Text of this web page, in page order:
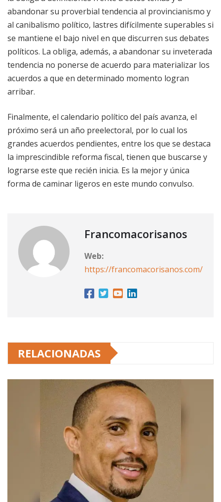
abandonar su proverbial tendencia al provincianismo y
al canibalismo político, lastres difícilmente superables si
se mantiene el bajo nivel en que discurren sus debates
políticos. La obliga, además, a abandonar su inveterada
tendencia no ponerse de acuerdo para materializar los
acuerdos a que en determinado momento logran
arribar.
Finalmente, el calendario político del país avanza, el
próximo será un año preelectoral, por lo cual los
grandes acuerdos pendientes, entre los que se destaca
la imprescindible reforma fiscal, tienen que buscarse y
lograrse este que recién inicia. Es la mejor y única
forma de caminar ligeros en este mundo convulso.
Francomacorisanos
Web:
https://francomacorisanos.com/
RELACIONADAS